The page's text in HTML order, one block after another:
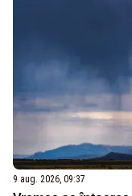
9 aug. 2026, 09:37